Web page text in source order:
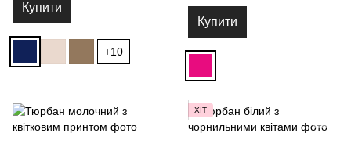
Купити
+10
Купити
ХІТ